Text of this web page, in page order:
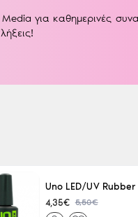
για καθημερινές
4,35€ 5,50€